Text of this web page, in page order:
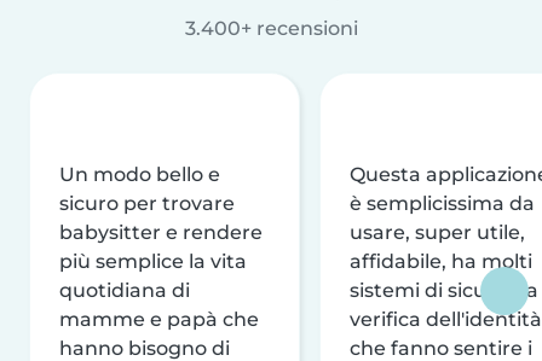
3.400+ recensioni
Un modo bello e
sicuro per trovare
babysitter e rendere
più semplice la vita
quotidiana di
mamme e papà che
hanno bisogno di
Questa
è semplicissima da
usare, super utile,
affidabile, ha molti
sistemi di sicurezza
verifica dell'identità
che fanno sentire i